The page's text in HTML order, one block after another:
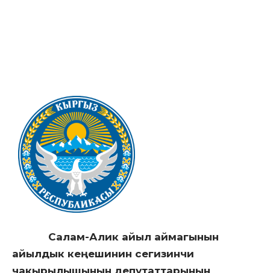
Салам-Алик айыл аймагынын
айылдык кеңешинин сегизинчи
чакырылышынын депутаттарынын